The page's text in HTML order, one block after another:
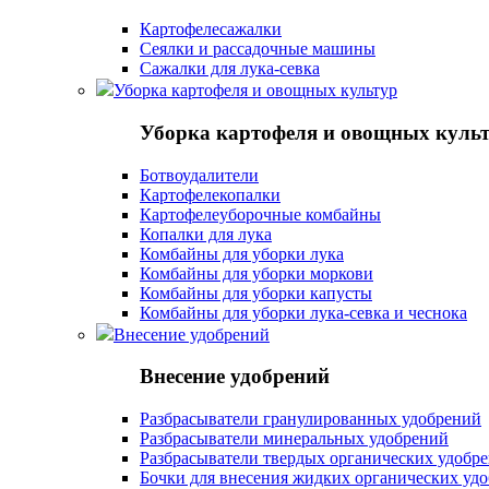
Картофелесажалки
Сеялки и рассадочные машины
Сажалки для лука-севка
Уборка картофеля и овощных культур
Уборка картофеля и овощных
Ботвоудалители
Картофелекопалки
Картофелеуборочные комбайны
Копалки для лука
Комбайны для уборки лука
Комбайны для уборки моркови
Комбайны для уборки капусты
Комбайны для уборки лука-севка и чеснока
Внесение удобрений
Внесение удобрений
Разбрасыватели гранулированных удобрений
Разбрасыватели минеральных удобрений
Разбрасыватели твердых органических
Бочки для внесения жидких органических